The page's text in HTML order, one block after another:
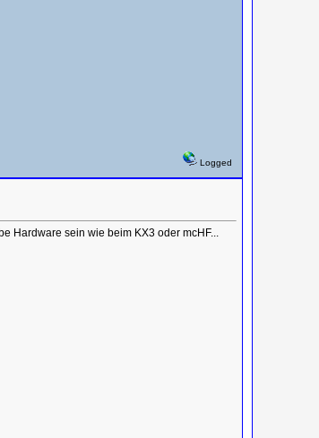
Logged
Hardware sein wie beim KX3 oder mcHF...